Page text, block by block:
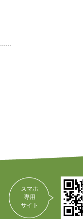
スマホ
専用
サイト